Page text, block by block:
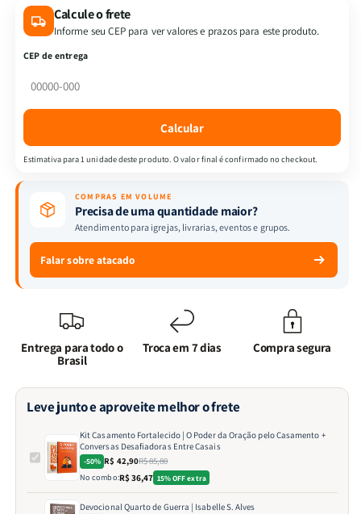
Casamento
Fortalecido
|
Poder
Casamento
Desafiadoras
Entre
Casamento
Fortalecido
Casamento
Desafiadoras
Entre
Casais
Calcule o frete
Informe seu CEP para ver valores e prazos para este produto.
CEP de entrega
Calcular
Estimativa para 1 unidade deste produto. O valor final é confirmado no checkout.
COMPRAS EM VOLUME
Precisa de uma quantidade maior?
Atendimento para igrejas, livrarias, eventos e grupos.
Falar sobre atacado
Entrega para todo o
Brasil
Troca em 7 dias Compra segura
Leve junto e aproveite melhor o frete
Kit Casamento Fortalecido | O Poder da Oração pelo Casamento +
Conversas Desafiadoras Entre Casais
-50% R$ 42,90R$ 85,80
No combo:R$ 36,47 15% OFF extra
Devocional Quarto de Guerra | Isabelle S. Alves